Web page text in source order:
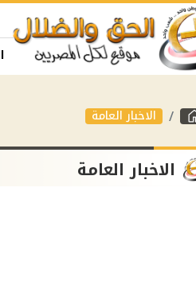
الاخبار العامة
الاخبار العامة